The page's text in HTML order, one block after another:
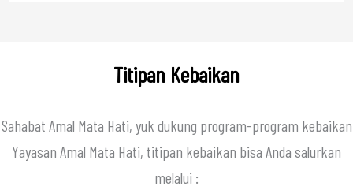
Titipan Kebaikan
Sahabat Amal Mata Hati, yuk dukung program-program kebaikan
Yayasan Amal Mata Hati, titipan kebaikan bisa Anda salurkan
melalui :